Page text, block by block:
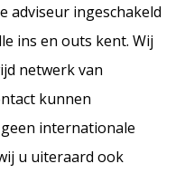
adviseur ingeschakeld
ins en outs kent. Wij
netwerk van
kunnen
internationale
u uiteraard ook